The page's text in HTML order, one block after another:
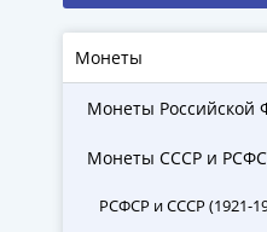
Монеты
Монеты Российской
Монеты СССР и
РСФСР и СССР (1921-